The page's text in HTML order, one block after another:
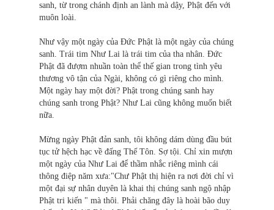
sanh, từ trong chánh định an lành mà dậy, Phật đến với
muôn loài.
Như vậy một ngày của Ðức Phật là một ngày của chúng
sanh. Trái tim Như Lai là trái tim của tha nhân. Ðức
Phật đã đượm nhuần toàn thể thế gian trong tình yêu
thương vô tận của Ngài, không có gì riêng cho mình.
Một ngày hay một đời? Phật trong chúng sanh hay
chúng sanh trong Phật? Như Lai cũng không muốn biết
nữa.
Mừng ngày Phật đản sanh, tôi không dám dùng đầu bút
tục tử hệch hạc về đấng Thế Tôn. Sợ tội. Chỉ xin mượn
một ngày của Như Lai để thầm nhắc riêng mình cái
thông điệp năm xưa:"Chư Phật thị hiện ra nơi đời chỉ vì
một đại sự nhân duyên là khai thị chúng sanh ngộ nhập
Phật tri kiến " mà thôi. Phải chăng đây là hoài bão duy